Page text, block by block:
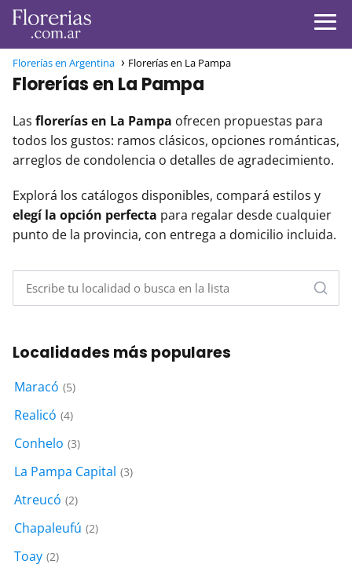
Florerías en Argentina Florerías en La Pampa
Florerías en La Pampa
Las florerías en La Pampa ofrecen propuestas para
todos los gustos: ramos clásicos, opciones románticas,
arreglos de condolencia o detalles de agradecimiento.
Explorá los catálogos disponibles, compará estilos y
elegí la opción perfecta para regalar desde cualquier
punto de la provincia, con entrega a domicilio incluida.
Localidades más populares
Maracó (5)
Realicó (4)
Conhelo (3)
La Pampa Capital (3)
Atreucó (2)
Chapaleufú (2)
Toay (2)